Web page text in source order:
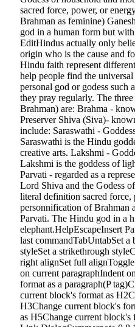
sacred force, power, or
Brahman as feminine)
god in a human form but
EditHindus actually only
origin who is the cause and
Hindu faith represent
help people find the
personal god or godess
they pray regularly. The
Brahman) are: Brahma -
Preserver Shiva (Siva)-
include: Saraswathi -
Saraswathi is the Hindu
creative arts. Lakshmi -
Lakshmi is the goddess of
Parvati - regarded as a
Lord Shiva and the Godess
literal definition sacred force,
personnification of Brahman
Parvati. The Hindu god in a
elephant.HelpEscapeInsert
last commandTabUntabSet
styleSet a strikethrough
right alignSet full
on current paragraphIndent
format as a paragraph(P
current block's format as
H3Change current block's
as H5Change current